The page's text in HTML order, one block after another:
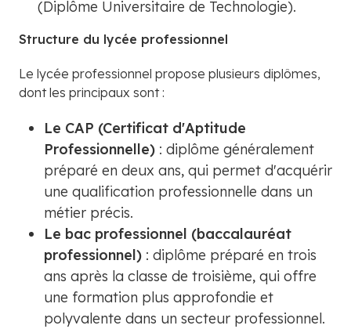
(Diplôme Universitaire de Technologie).
Structure du lycée professionnel
Le lycée professionnel propose plusieurs diplômes,
dont les principaux sont :
Le CAP (Certificat d'Aptitude
Professionnelle) : diplôme généralement
préparé en deux ans, qui permet d'acquérir
une qualification professionnelle dans un
métier précis.
Le bac professionnel (baccalauréat
professionnel) : diplôme préparé en trois
ans après la classe de troisième, qui offre
une formation plus approfondie et
polyvalente dans un secteur professionnel.